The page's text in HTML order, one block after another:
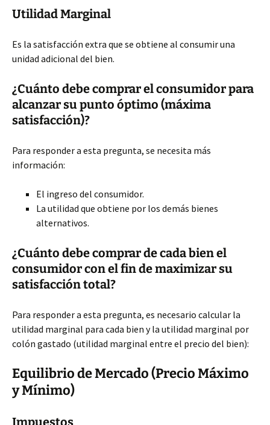
Utilidad Marginal
Es la satisfacción extra que se obtiene al consumir una
unidad adicional del bien.
¿Cuánto debe comprar el consumidor para
alcanzar su punto óptimo (máxima
satisfacción)?
Para responder a esta pregunta, se necesita más
información:
El ingreso del consumidor.
La utilidad que obtiene por los demás bienes
alternativos.
¿Cuánto debe comprar de cada bien el
consumidor con el fin de maximizar su
satisfacción total?
Para responder a esta pregunta, es necesario calcular la
utilidad marginal para cada bien y la utilidad marginal por
colón gastado (utilidad marginal entre el precio del bien):
Equilibrio de Mercado (Precio Máximo
y Mínimo)
Impuestos